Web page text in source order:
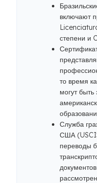
включают
степени и
то время
могут быть
Служба
США
переводы